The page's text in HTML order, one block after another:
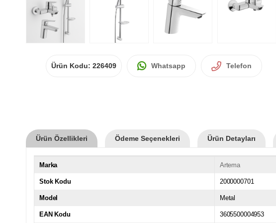
Ürün Kodu: 226409 Whatsapp Telefon
Ürün Özellikleri Ödeme Seçenekleri Ürün Detayları
Marka Artema
Stok Kodu 2000000701
Model Metal
EAN Kodu 3605500004953